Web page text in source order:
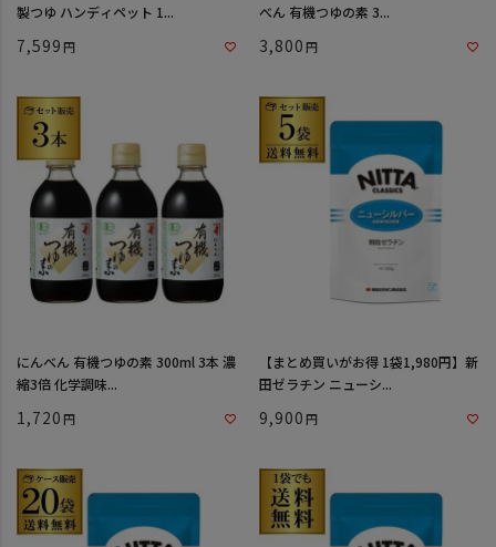
製つゆ ハンディペット 1...
7,599
べん 有機つゆの素 3...
3,800
にんべん 有機つゆの素 300ml 3本 濃
縮3倍 化学調味...
1,720
【まとめ買いがお得 1袋1,980円】新
田ゼラチン ニューシ...
9,900